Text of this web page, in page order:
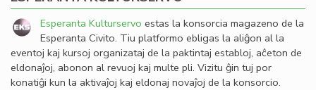
Esperanta Kulturservo estas la konsorcia magazeno de la
Esperanta Civito. Tiu platformo ebligas la aliĝon al la
eventoj kaj kursoj organizataj de la paktintaj establoj, aĉeton de
eldonaĵoj, abonon al revuoj kaj multe pli. Vizitu ĝin tuj por
konatiĝi kun la aktivaĵoj kaj eldonaj novaĵoj de la konsorcio.